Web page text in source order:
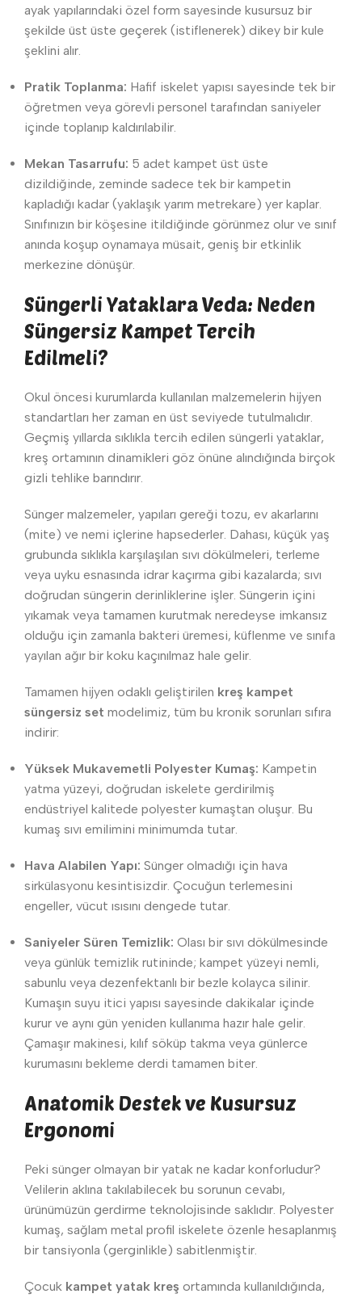
ayak yapılarındaki özel form sayesinde kusursuz bir
şekilde üst üste geçerek (istiflenerek) dikey bir kule
şeklini alır.
Pratik Toplanma: Hafif iskelet yapısı sayesinde tek bir
öğretmen veya görevli personel tarafından saniyeler
içinde toplanıp kaldırılabilir.
Mekan Tasarrufu: 5 adet kampet üst üste
dizildiğinde, zeminde sadece tek bir kampetin
kapladığı kadar (yaklaşık yarım metrekare) yer kaplar.
Sınıfınızın bir köşesine itildiğinde görünmez olur ve sınıf
anında koşup oynamaya müsait, geniş bir etkinlik
merkezine dönüşür.
Süngerli Yataklara Veda: Neden
Süngersiz Kampet Tercih
Edilmeli?
Okul öncesi kurumlarda kullanılan malzemelerin hijyen
standartları her zaman en üst seviyede tutulmalıdır.
Geçmiş yıllarda sıklıkla tercih edilen süngerli yataklar,
kreş ortamının dinamikleri göz önüne alındığında birçok
gizli tehlike barındırır.
Sünger malzemeler, yapıları gereği tozu, ev akarlarını
(mite) ve nemi içlerine hapsederler. Dahası, küçük yaş
grubunda sıklıkla karşılaşılan sıvı dökülmeleri, terleme
veya uyku esnasında idrar kaçırma gibi kazalarda; sıvı
doğrudan süngerin derinliklerine işler. Süngerin içini
yıkamak veya tamamen kurutmak neredeyse imkansız
olduğu için zamanla bakteri üremesi, küflenme ve sınıfa
yayılan ağır bir koku kaçınılmaz hale gelir.
Tamamen hijyen odaklı geliştirilen kreş kampet
süngersiz set modelimiz, tüm bu kronik sorunları sıfıra
indirir:
Yüksek Mukavemetli Polyester Kumaş: Kampetin
yatma yüzeyi, doğrudan iskelete gerdirilmiş
endüstriyel kalitede polyester kumaştan oluşur. Bu
kumaş sıvı emilimini minimumda tutar.
Hava Alabilen Yapı: Sünger olmadığı için hava
sirkülasyonu kesintisizdir. Çocuğun terlemesini
engeller, vücut ısısını dengede tutar.
Saniyeler Süren Temizlik: Olası bir sıvı dökülmesinde
veya günlük temizlik rutininde; kampet yüzeyi nemli,
sabunlu veya dezenfektanlı bir bezle kolayca silinir.
Kumaşın suyu itici yapısı sayesinde dakikalar içinde
kurur ve aynı gün yeniden kullanıma hazır hale gelir.
Çamaşır makinesi, kılıf söküp takma veya günlerce
kurumasını bekleme derdi tamamen biter.
Anatomik Destek ve Kusursuz
Ergonomi
Peki sünger olmayan bir yatak ne kadar konforludur?
Velilerin aklına takılabilecek bu sorunun cevabı,
ürünümüzün gerdirme teknolojisinde saklıdır. Polyester
kumaş, sağlam metal profil iskelete özenle hesaplanmış
bir tansiyonla (gerginlikle) sabitlenmiştir.
Çocuk kampet yatak kreş ortamında kullanıldığında,